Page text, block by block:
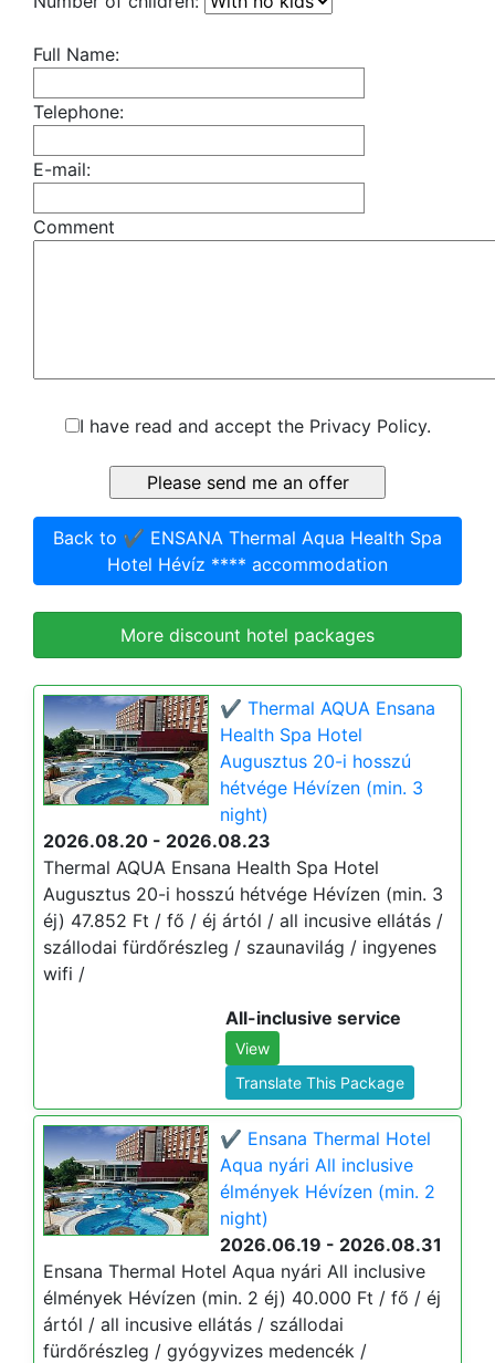
Full Name:
Telephone:
E-mail:
Comment
I have read and accept the Privacy Policy.
Back to ✔️ ENSANA Thermal Aqua Health Spa
Hotel Hévíz **** accommodation
More discount hotel packages
✔️ Thermal AQUA Ensana
Health Spa Hotel
Augusztus 20-i hosszú
hétvége Hévízen (min. 3
night)
2026.08.20 - 2026.08.23
Thermal AQUA Ensana Health Spa Hotel
Augusztus 20-i hosszú hétvége Hévízen (min. 3
éj) 47.852 Ft / fő / éj ártól / all incusive ellátás /
szállodai fürdőrészleg / szaunavilág / ingyenes
wifi /
All-inclusive service
View
Translate This Package
✔️ Ensana Thermal Hotel
Aqua nyári All inclusive
élmények Hévízen (min. 2
night)
2026.06.19 - 2026.08.31
Ensana Thermal Hotel Aqua nyári All inclusive
élmények Hévízen (min. 2 éj) 40.000 Ft / fő / éj
ártól / all incusive ellátás / szállodai
fürdőrészleg / gyógyvizes medencék /